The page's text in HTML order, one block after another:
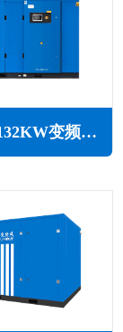
凌格风132KW变频低压空压机LSV LP系列